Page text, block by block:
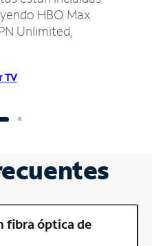
HBO Max
Unlimited,
TV
fibra óptica de